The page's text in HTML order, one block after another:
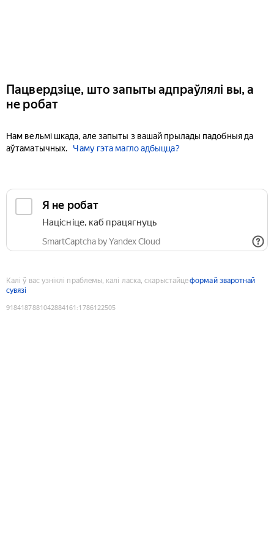
Пацвердзіце, што запыты адпраўлялі вы, а
не робат
Нам вельмі шкада, але запыты з вашай прылады падобныя да
аўтаматычных.
Чаму гэта магло адбыцца?
Я не робат
Націсніце, каб працягнуць
SmartCaptcha by Yandex Cloud
Калі ў вас узніклі праблемы, калі ласка, скарыстайцеформай зваротнай
сувязі
9184187881042884161 :1786122505